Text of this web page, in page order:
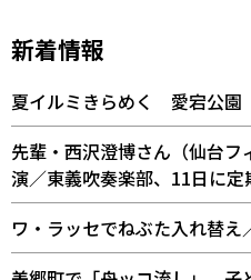
新着情報
夏イルミきらめく 愛宕公園
先輩・西沢澄博さん（仙台
演／東義吹奏楽部、11日に定
ワ・ラッセでねぶた入れ替え